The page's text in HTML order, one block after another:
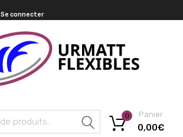
Se connecter
Recherche
Panier
0,00€
0